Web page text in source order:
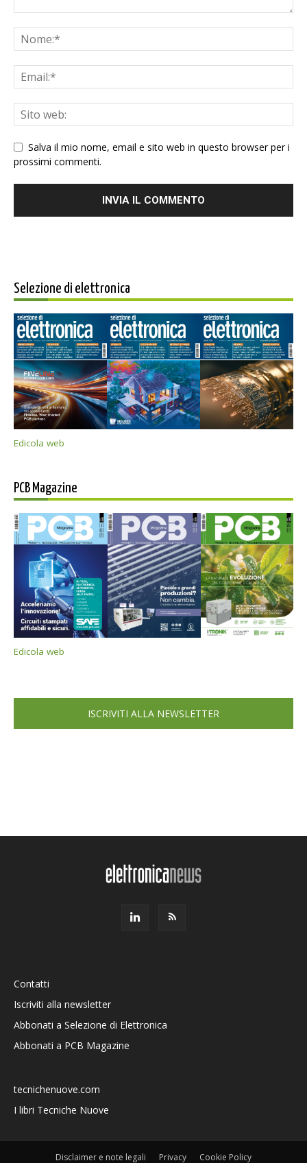
Salva il mio nome, email e sito web in questo browser per i
prossimi commenti.
Selezione di elettronica
Edicola web
PCB Magazine
Edicola web
ISCRIVITI ALLA NEWSLETTER
Contatti
Iscriviti alla newsletter
Abbonati a Selezione di Elettronica
Abbonati a PCB Magazine
tecnichenuove.com
I libri Tecniche Nuove
Disclaimer e note legali Privacy Cookie Policy